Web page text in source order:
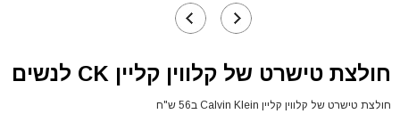
חולצת טישרט של קלווין קליין CK לנשים
חולצת טישרט של קלווין קליין Calvin Klein ב56 ש"ח